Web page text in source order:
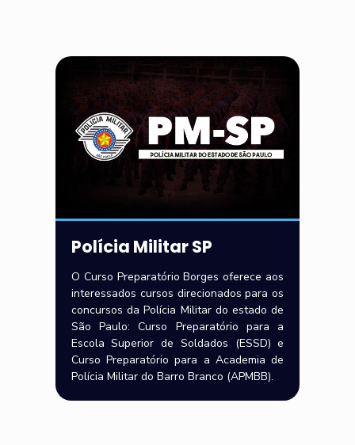
Polícia Militar SP
O Curso Preparatório Borges oferece aos
interessados cursos direcionados para os
concursos da Polícia Militar do estado de
São Paulo: Curso Preparatório para a
Escola Superior de Soldados (ESSD) e
Curso Preparatório para a Academia de
Polícia Militar do Barro Branco (APMBB).